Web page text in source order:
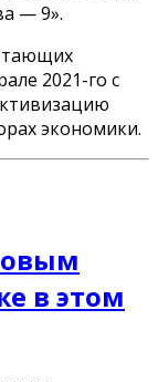
— 9».
2021-го с
экономики.
в этом